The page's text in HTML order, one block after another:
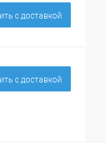
c доставкой
c доставкой